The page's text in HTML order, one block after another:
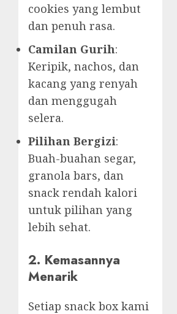
cookies yang lembut
dan penuh rasa.
Camilan Gurih:
Keripik, nachos, dan
kacang yang renyah
dan menggugah
selera.
Pilihan Bergizi:
Buah-buahan segar,
granola bars, dan
snack rendah kalori
untuk pilihan yang
lebih sehat.
2. Kemasannya
Menarik
Setiap snack box kami